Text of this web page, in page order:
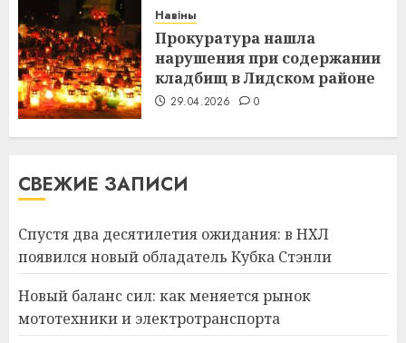
Навіны
Прокуратура нашла
нарушения при содержании
кладбищ в Лидском районе
29.04.2026 0
СВЕЖИЕ ЗАПИСИ
Спустя два десятилетия ожидания: в НХЛ
появился новый обладатель Кубка Стэнли
Новый баланс сил: как меняется рынок
мототехники и электротранспорта